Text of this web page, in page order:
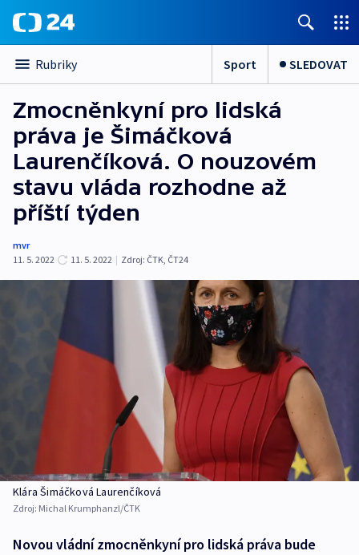
Rubriky Sport SLEDOVAT
Zmocněnkyní pro lidská
práva je Šimáčková
Laurenčíková. O nouzovém
stavu vláda rozhodne až
příští týden
mvr
11. 5. 2022
11. 5. 2022 | Zdroj: ČTK, ČT24
Klára Šimáčková Laurenčíková
Zdroj: Michal Krumphanzl/ČTK
Novou vládní zmocněnkyní pro lidská práva bude